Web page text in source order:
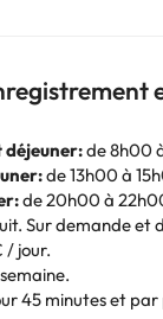
déjeuner:de 8h00
de 13h00 à
de 20h00 à
Sur demande et
/ jour.
45 minutes et